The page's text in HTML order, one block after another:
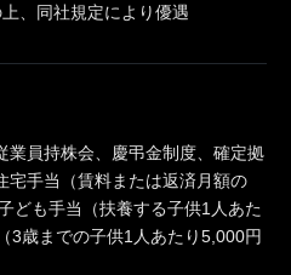
、同社規定により優遇
業員持株会、慶弔金制度、確定拠
宅手当（賃料または返済月額の
ども手当（扶養する子供1人あた
3歳までの子供1人あたり5,000円